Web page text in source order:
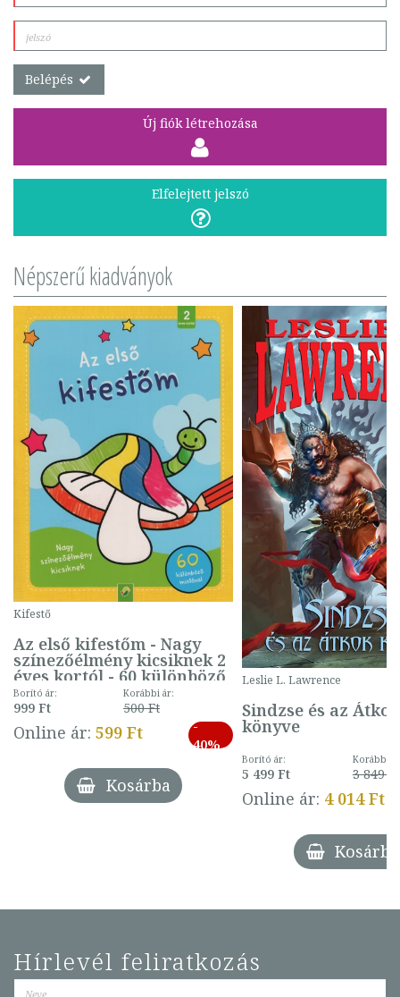
Belépés
Új fiók létrehozása
Elfelejtett jelszó
Népszerű kiadványok
Kifestő
Az első kifestőm - Nagy
színezőélmény kicsiknek 2
éves kortól - 60 különböző
mintával (gombás)
Borító ár:
999 Ft
Korábbi ár:
500 Ft
Online ár: 599 Ft
-
40%
Kosárba
Leslie L. Lawrence
Sindzse és az Átkok
könyve
Borító ár:
5 499 Ft
Korábbi
3 849 Ft
Online ár: 4 014 Ft
Kosárba
Hírlevél feliratkozás